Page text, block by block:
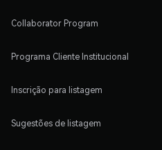
Collaborator Program
Programa Cliente Institucional
Inscrição para listagem
Sugestões de listagem